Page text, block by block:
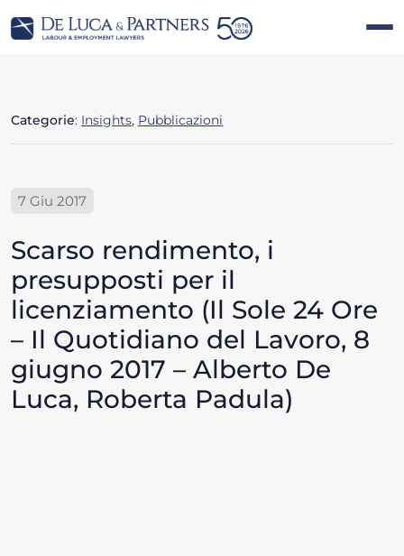
Categorie: Insights, Pubblicazioni
7 Giu 2017
Scarso rendimento, i
presupposti per il
licenziamento (Il Sole 24 Ore
– Il Quotidiano del Lavoro, 8
giugno 2017 – Alberto De
Luca, Roberta Padula)